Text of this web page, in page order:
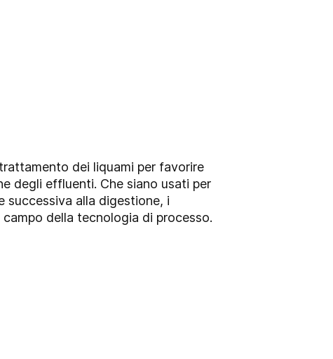
dei liquami per favorire
degli effluenti. Che siano usati per
successiva alla digestione, i
della tecnologia di processo.